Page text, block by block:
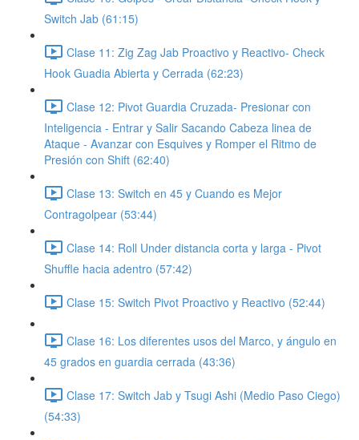
Switch Jab (61:15)
Clase 11: Zig Zag Jab Proactivo y Reactivo- Check
Hook Guadia Abierta y Cerrada (62:23)
Clase 12: Pivot Guardia Cruzada- Presionar con
Inteligencia - Entrar y Salir Sacando Cabeza linea de
Ataque - Avanzar con Esquives y Romper el Ritmo de
Presión con Shift (62:40)
Clase 13: Switch en 45 y Cuando es Mejor
Contragolpear (53:44)
Clase 14: Roll Under distancia corta y larga - Pivot
Shuffle hacia adentro (57:42)
Clase 15: Switch Pivot Proactivo y Reactivo (52:44)
Clase 16: Los diferentes usos del Marco, y ángulo en
45 grados en guardia cerrada (43:36)
Clase 17: Switch Jab y Tsugi Ashi (Medio Paso Ciego)
(54:33)